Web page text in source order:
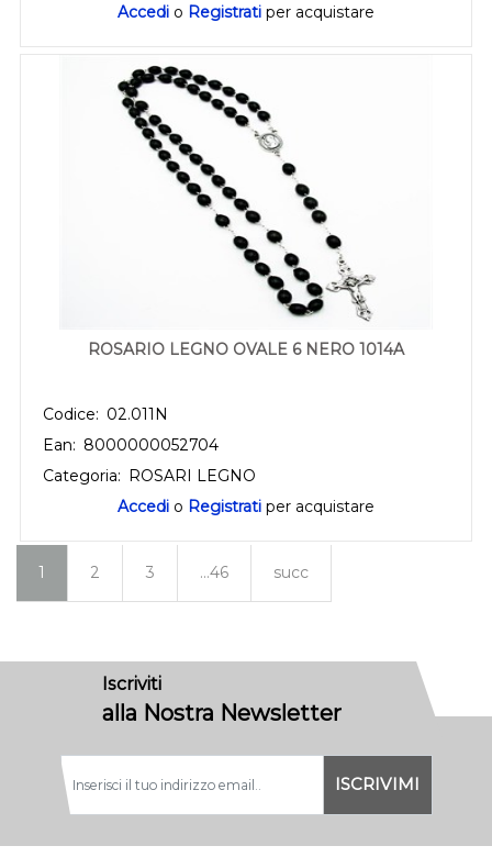
Accedi o Registrati per acquistare
ROSARIO LEGNO OVALE 6 NERO 1014A
Codice: 02.011N
Ean: 8000000052704
Categoria: ROSARI LEGNO
Accedi o Registrati per acquistare
1 2 3 ...46 succ
Iscriviti
alla Nostra Newsletter